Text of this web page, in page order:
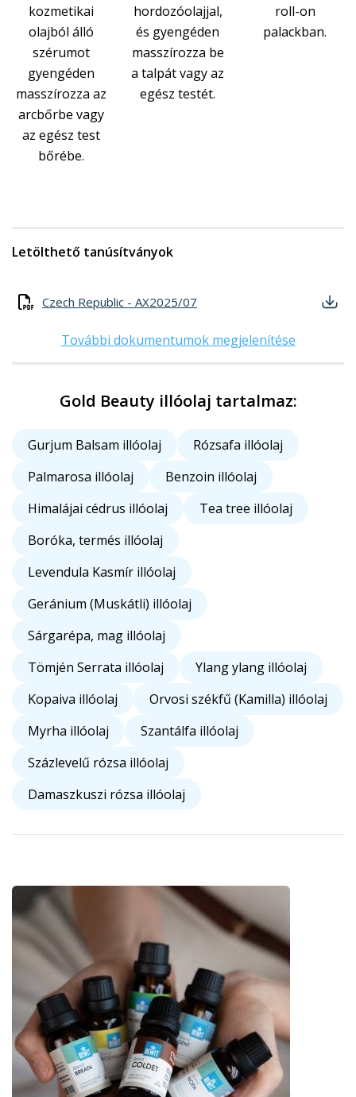
kozmetikai
olajból álló
szérumot
gyengéden
masszírozza az
arcbőrbe vagy
az egész test
bőrébe.
hordozóolajjal,
és gyengéden
masszírozza be
a talpát vagy az
egész testét.
roll-on
palackban.
Letölthető tanúsítványok
Czech Republic - AX2025/07
További dokumentumok megjelenítése
Gold Beauty illóolaj tartalmaz:
Gurjum Balsam illóolaj
Rózsafa illóolaj
Palmarosa illóolaj
Benzoin illóolaj
Himalájai cédrus illóolaj
Tea tree illóolaj
Boróka, termés illóolaj
Levendula Kasmír illóolaj
Geránium (Muskátli) illóolaj
Sárgarépa, mag illóolaj
Tömjén Serrata illóolaj
Ylang ylang illóolaj
Kopaiva illóolaj
Orvosi székfű (Kamilla) illóolaj
Myrha illóolaj
Szantálfa illóolaj
Százlevelű rózsa illóolaj
Damaszkuszi rózsa illóolaj